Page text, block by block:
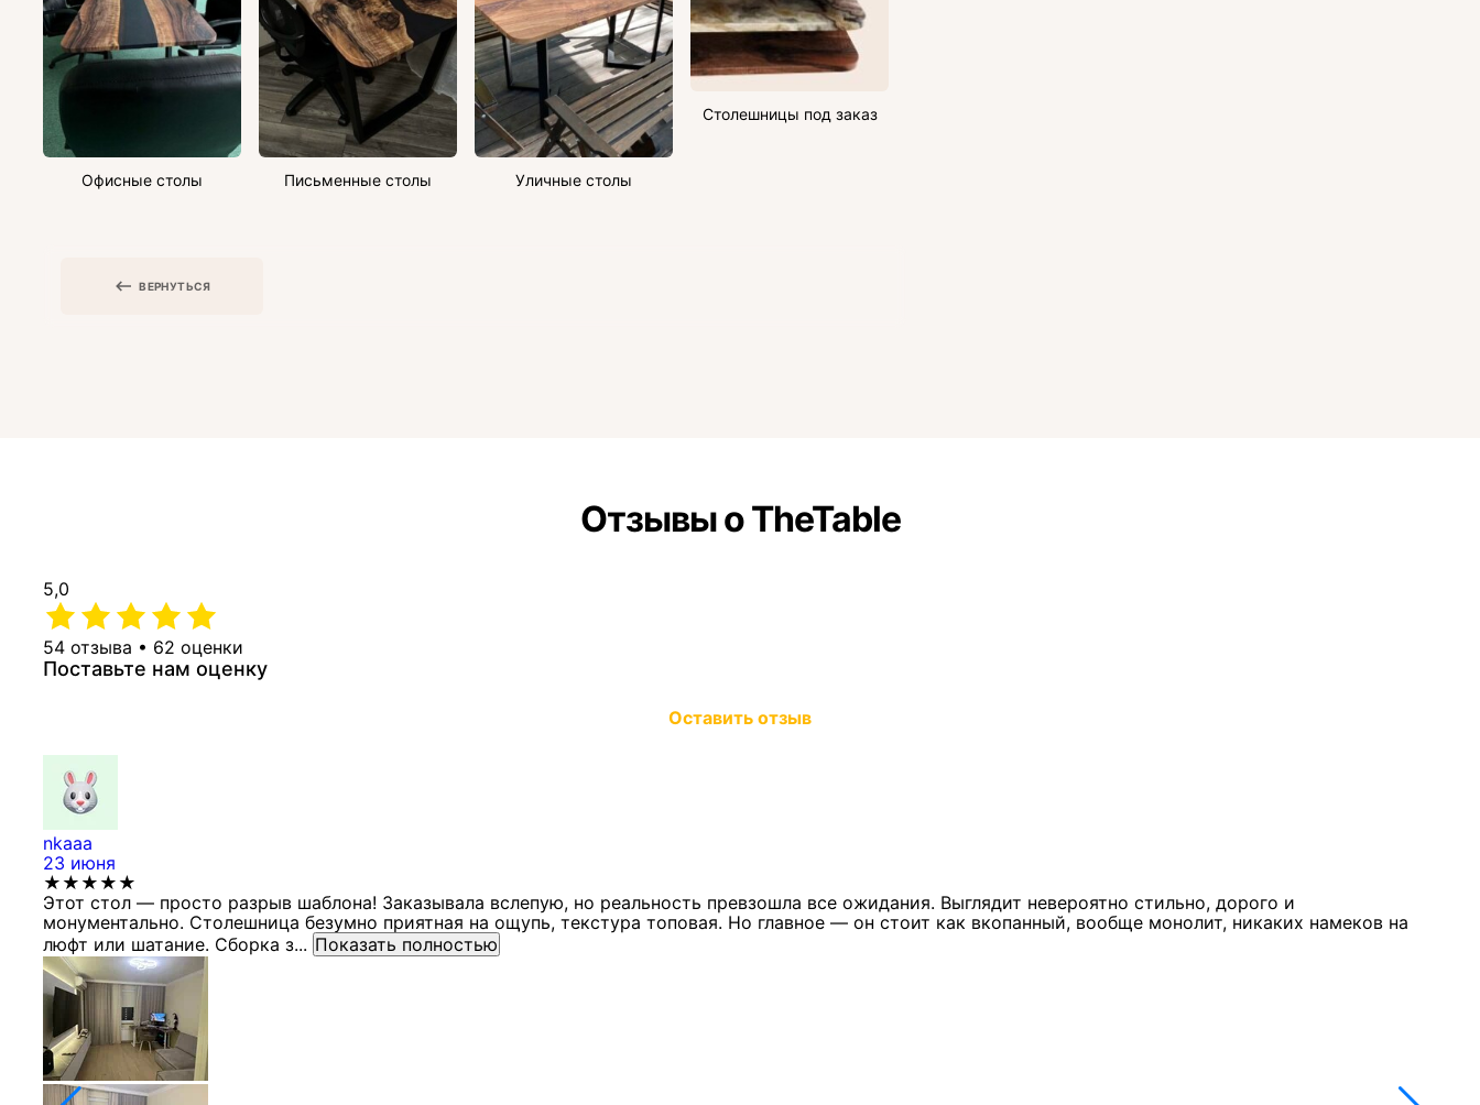
Офисные столы Письменные столы Уличные столы
Столешницы под заказ
ВЕРНУТЬСЯ
Отзывы о TheTable
5,0
54 отзыва • 62 оценки
Поставьте нам оценку
Оставить отзыв
nkaaa
23 июня
★★★★★
Этот стол — просто разрыв шаблона! Заказывала вслепую, но реальность превзошла все ожидания. Выглядит невероятно стильно, дорого и
монументально. Столешница безумно приятная на ощупь, текстура топовая. Но главное — он стоит как вкопанный, вообще монолит, никаких намеков на
люфт или шатание. Сборка з... Показать полностью